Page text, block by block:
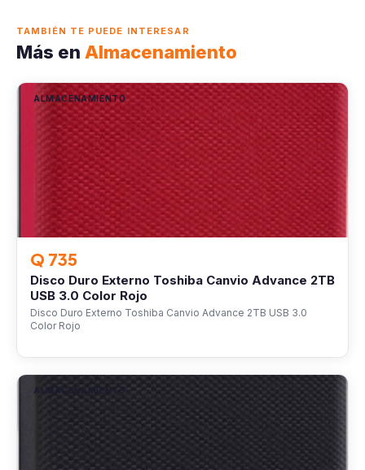
TAMBIÉN TE PUEDE INTERESAR
Más en Almacenamiento
ALMACENAMIENTO
Q 735
Disco Duro Externo Toshiba Canvio Advance 2TB
USB 3.0 Color Rojo
Disco Duro Externo Toshiba Canvio Advance 2TB USB 3.0
Color Rojo
ALMACENAMIENTO